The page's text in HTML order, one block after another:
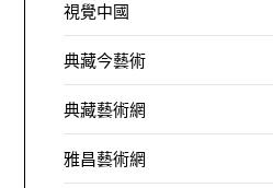
視覺中國
典藏今藝術
典藏藝術網
雅昌藝術網